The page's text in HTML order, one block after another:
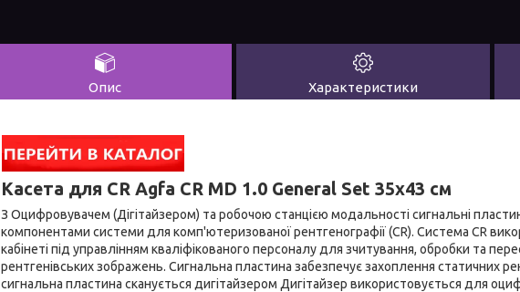
Опис Характеристики
Касета для CR Agfa CR MD 1.0 General Set 35x43 см
З Оцифровувачем (Дігітайзером) та робочою станцією модальності сигнальні
компонентами системи для комп'ютеризованої рентгенографії (CR). Система CR
кабінеті під управлінням кваліфікованого персоналу для зчитування, обробки та
рентгенівських зображень. Сигнальна пластина забезпечує захоплення статичних
сигнальна пластина сканується дигітайзером Дигітайзер використовується для